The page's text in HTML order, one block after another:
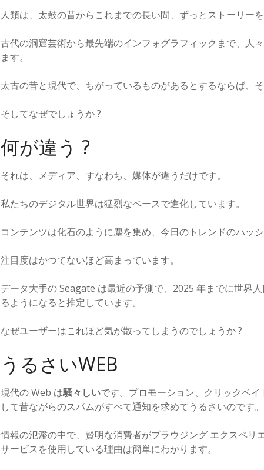
人類は、太鼓の昔からこれまでの長い間、ずっとストーリーを
古代の洞窟芸術から最先端のインフォグラフィックまで、人
ます。
太古の昔と現代で、ちがっているものがあるとするならば、そ
そしてなぜでしょうか ?
何が違う ?
それは、メディア、すなわち、媒体が違うだけです。
私たちのデジタル世界は猛烈なペースで進化しています。
コンテンツは化石のように塵を集め、今日のトレンドのハッ
注目度はかつてないほど高まっています。
データ大手の Seagate は最近の予測で、2025 年までに世界
るようになると推定しています。
なぜユーザーはこれほど気が散ってしまうのでしょうか ?
うるさいWEB
現代の Web は騒々しいです。プロモーション、クリックベ
して昔ながらのスパムがすべて通知を求めてうるさいのです。
情報の氾濫の中で、賢明な消費者がブラウジング エクスペリ
サービスを使用している理由は簡単にわかります。